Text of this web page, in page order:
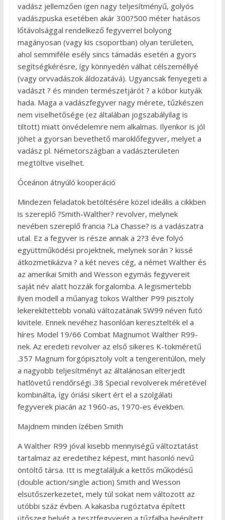
vadász jellemzően igen nagy teljesítményű, golyós
vadászpuska esetében akár 300?500 méter hatásos
lőtávolsággal rendelkező fegyverrel bolyong
magányosan (vagy kis csoportban) olyan területen,
ahol semmiféle esély sincs támadás esetén a gyors
segítségkérésre, így könnyedén válhat célszeméllyé
(vagy orvvadászok áldozatává). Ugyancsak fenyegeti a
vadászt ? és minden természetjárót ? a kóbor kutyák
hada. Maga a vadászfegyver nagy mérete, tűzkészen
nem viselhetősége (ez általában jogszabályilag is
tiltott) miatt önvédelemre nem alkalmas. Ilyenkor is jól
jöhet a gyorsan bevethető maroklőfegyver, melyet a
vadász pl. Németországban a vadászterületen
megtöltve viselhet.
Óceánon átnyúló kooperáció
Mindezen feladatok betöltésére közel ideális a cikkben
is szereplő ?Smith-Walther? revolver, melynek
nevében szereplő francia ?La Chasse? is a vadászatra
utal. Ez a fegyver is része annak a 2?3 éve folyó
együttműködési projektnek, melynek során ? kissé
átkozmetikázva ? a két neves cég, a német Walther és
az amerikai Smith and Wesson egymás fegyvereit
saját név alatt hozzák forgalomba. A legismertebb
ilyen modell a műanyag tokos Walther P99 pisztoly
lekerekítettebb vonalú változatának SW99 néven futó
kivitele. Ennek nevéhez hasonlóan keresztelték el a
híres Model 19/66 Combat Magnumot Walther R99-
nek. Az eredeti revolver az első sikeres K-tokméretű
.357 Magnum forgópisztoly volt a tengerentúlon, mely
a nagyobb teljesítményt az általánosan elterjedt
hatlövetű rendőrségi .38 Special revolverek méretével
kombinálta, így óriási sikert ért el a szolgálati
fegyverek piacán az 1960-as, 1970-es években.
Majdnem minden ízében Smith
A Walther R99 jóval kisebb mennyiségű változtatást
tartalmaz az eredetihez képest, mint hasonló nevű
öntöltő társa. Itt is megtaláljuk a kettős működésű
(double action/single action) Smith and Wesson
elsütőszerkezetet, mely túl sokat nem változott az
utóbbi száz évben. A kakasba rugóztatva épített